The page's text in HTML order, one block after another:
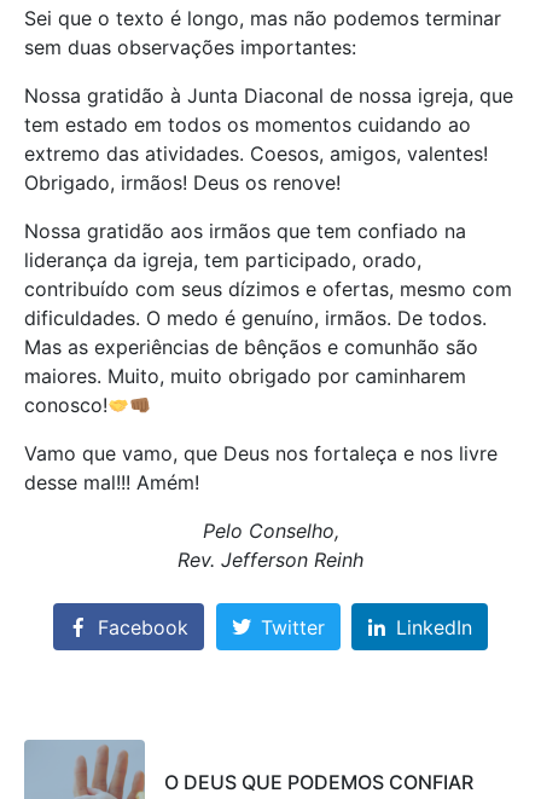
Sei que o texto é longo, mas não podemos terminar
sem duas observações importantes:
Nossa gratidão à Junta Diaconal de nossa igreja, que
tem estado em todos os momentos cuidando ao
extremo das atividades. Coesos, amigos, valentes!
Obrigado, irmãos! Deus os renove!
Nossa gratidão aos irmãos que tem confiado na
liderança da igreja, tem participado, orado,
contribuído com seus dízimos e ofertas, mesmo com
dificuldades. O medo é genuíno, irmãos. De todos.
Mas as experiências de bênçãos e comunhão são
maiores. Muito, muito obrigado por caminharem
conosco!
Vamo que vamo, que Deus nos fortaleça e nos livre
desse mal!!! Amém!
Pelo Conselho,
Rev. Jefferson Reinh
Facebook Twitter LinkedIn
O DEUS QUE PODEMOS CONFIAR